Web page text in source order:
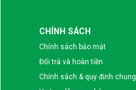
CHÍNH SÁCH
Chính sách bảo mật
Đổi trả và hoàn tiền
Chính sách & quy định chung